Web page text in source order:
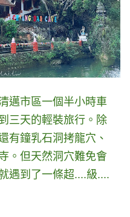
邁市區一個半小時車
三天的輕裝旅行。除
有鐘乳石洞拷龍穴、
。但天然洞穴難免會
遇到了一條超....級....